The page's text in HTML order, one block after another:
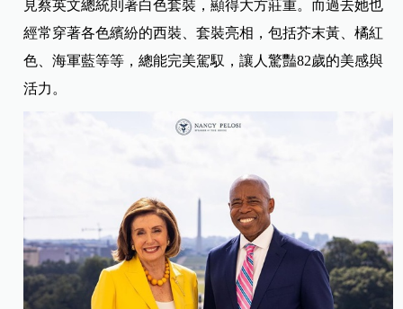
見蔡英文總統則著白色套裝，顯得大方莊重。而過去她也
經常穿著各色繽紛的西裝、套裝亮相，包括芥末黃、橘紅
色、海軍藍等等，總能完美駕馭，讓人驚豔82歲的美感與
活力。